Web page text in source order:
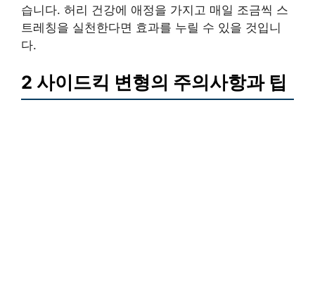
습니다. 허리 건강에 애정을 가지고 매일 조금씩 스
트레칭을 실천한다면 효과를 누릴 수 있을 것입니
다.
2 사이드킥 변형의 주의사항과 팁